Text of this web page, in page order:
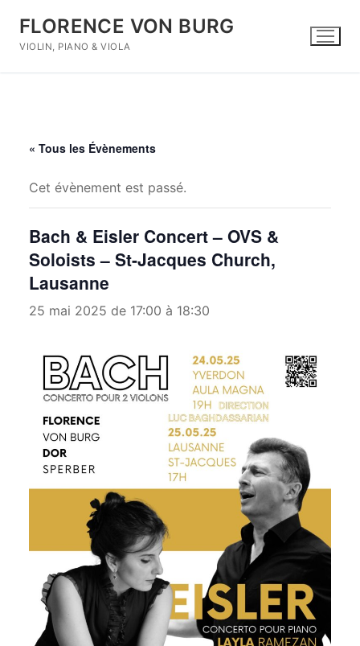
contenu
FLORENCE VON BURG
VIOLIN, PIANO & VIOLA
Rechercher
Home
Concerts
Biography
Duos & Trio
Orchestras
Photos
Contact
« Tous les Évènements
Cet évènement est passé.
Bach & Eisler Concert – OVS &
Soloists – St-Jacques Church,
Lausanne
25 mai 2025 de 17:00 à 18:30